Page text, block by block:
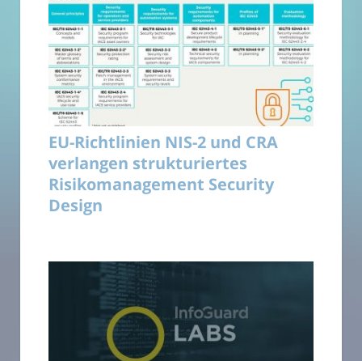
EU-Richtlinien NIS-2 und CRA
verlangen strukturiertes
Risikomanagement Security
Design